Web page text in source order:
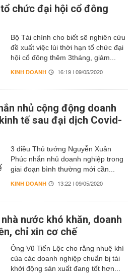
chức đại hội cổ đông
Bộ Tài chính cho biết sẽ nghiên cứu
đề xuất việc lùi thời hạn tổ chức đại
hội cổ đông thêm 3tháng, giảm...
KINH DOANH 16:19 | 09/05/2020
nhủ cộng động doanh
tế sau đại dịch Covid-
3 điều Thủ tướng Nguyễn Xuân
Phúc nhắn nhủ doanh nghiệp trong
giai đoạn bình thường mới cần...
KINH DOANH 13:22 | 09/05/2020
nước khó khăn, doanh
chỉ xin cơ chế
Ông Vũ Tiến Lộc cho rằng nhuệ khí
của các doanh nghiệp chuẩn bị tái
khởi động sản xuất đang tốt hơn...